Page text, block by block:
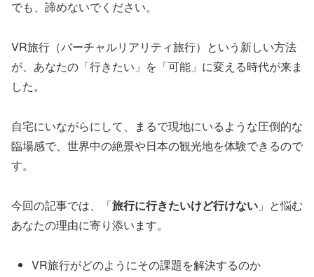
でも、諦めないでください。
VR旅行（バーチャルリアリティ旅行）という新しい方法
が、あなたの「行きたい」を「可能」に変える時代が来ま
した。
自宅にいながらにして、まるで現地にいるような圧倒的な
臨場感で、世界中の絶景や日本の観光地を体験できるので
す。
今回の記事では、「旅行に行きたいけど行けない 」と悩む
あなたの理由に寄り添います。
VR旅行がどのようにその課題を解決するのか